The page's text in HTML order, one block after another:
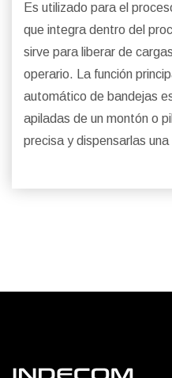
Es utilizado para el
que integra dentro del
sirve para liberar de
operario. La función
automático de bandejas
apiladas de un montón o
precisa y dispensarlas